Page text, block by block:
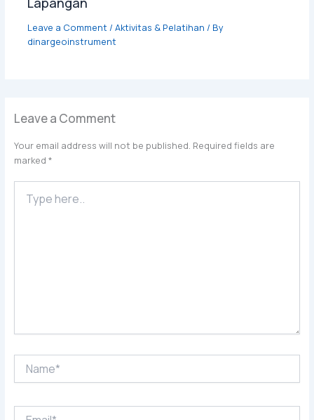
Leave a Comment / Aktivitas & Pelatihan / By
dinargeoinstrument
Leave a Comment
Your email address will not be published. Required fields are
marked *
here..